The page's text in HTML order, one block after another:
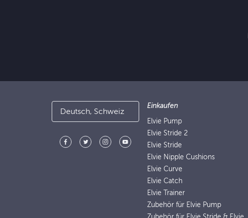
Deutsch, Schweiz
Einkaufen
Elvie Pump
Elvie Stride 2
Elvie Stride
Elvie Nipple Cushions
Elvie Curve
Elvie Catch
Elvie Trainer
Zubehör für Elvie Pump